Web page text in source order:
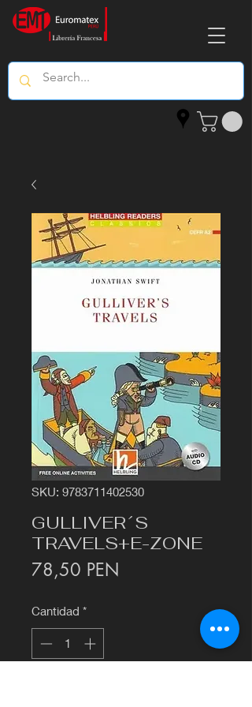
SKU: 9783711402530
GULLIVER´S
TRAVELS+E-ZONE
78,50 PEN
Cantidad *